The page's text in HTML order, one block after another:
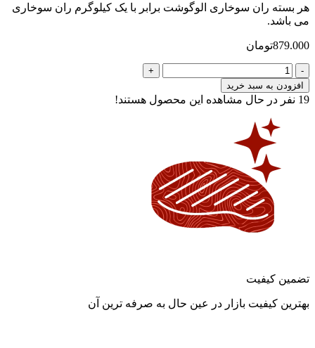
هر بسته ران سوخاری الوگوشت برابر با یک کیلوگرم ران سوخاری
می باشد.
879.000تومان
ران
سوخاری
عدد
افزودن به سبد خرید
19 نفر در حال مشاهده این محصول هستند!
تضمین کیفیت
بهترین کیفیت بازار در عین حال به صرفه ترین آن